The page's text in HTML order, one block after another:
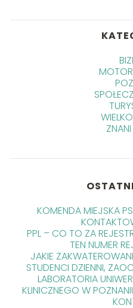
KOMENDA MIEJSKA
PPL – CO TO ZA
TEN NUMER
JAKIE
STUDENCI DZIENNI,
LABORATORIA
KLINICZNEGO W